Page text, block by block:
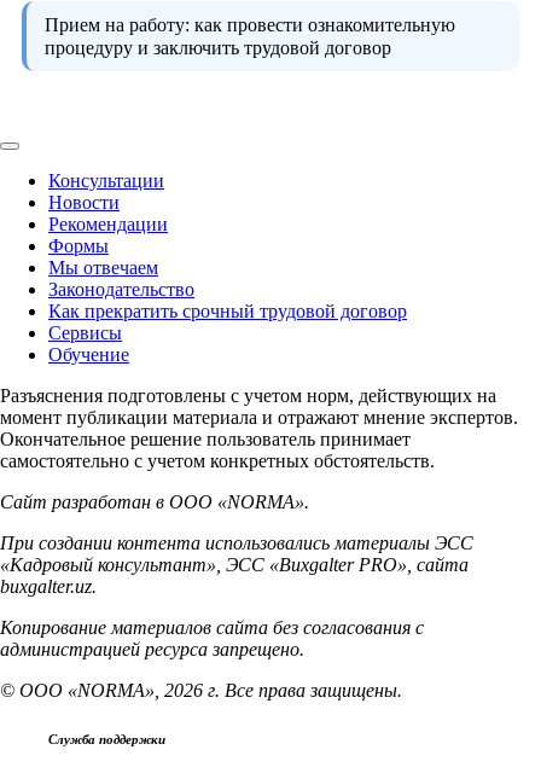
Прием на работу: как провести ознакомительную
процедуру и заключить трудовой договор
Консультации
Новости
Рекомендации
Формы
Мы отвечаем
Законодательство
Как прекратить срочный трудовой договор
Сервисы
Обучение
Разъяснения подготовлены с учетом норм, действующих на
момент публикации материала и отражают мнение экспертов.
Окончательное решение пользователь принимает
самостоятельно с учетом конкретных обстоятельств.
Сайт разработан в ООО «NORMA».
При создании контента использовались материалы ЭСС
«Кадровый консультант», ЭСС «Buxgalter PRO», сайта
buxgalter.uz.
Копирование материалов сайта без согласования с
администрацией ресурса запрещено.
© ООО «NORMA», 2026 г. Все права защищены.
Служба поддержки